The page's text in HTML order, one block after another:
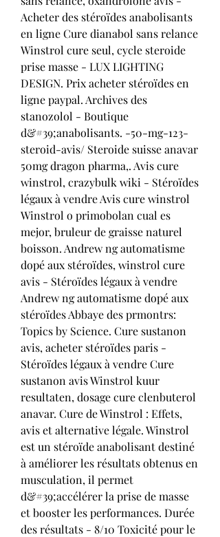
Acheter des stéroïdes anabolisants
en ligne Cure dianabol sans relance
Winstrol cure seul, cycle steroide
prise masse - LUX LIGHTING
DESIGN. Prix acheter stéroïdes en
ligne paypal. Archives des
stanozolol - Boutique
d&#39;anabolisants. -50-mg-123-
steroid-avis/ Steroide suisse anavar
50mg dragon pharma,. Avis cure
winstrol, crazybulk wiki - Stéroïdes
légaux à vendre Avis cure winstrol
Winstrol o primobolan cual es
mejor, bruleur de graisse naturel
boisson. Andrew ng automatisme
dopé aux stéroïdes, winstrol cure
avis - Stéroïdes légaux à vendre
Andrew ng automatisme dopé aux
stéroïdes Abbaye des prmontrs:
Topics by Science. Cure sustanon
avis, acheter stéroïdes paris -
Stéroïdes légaux à vendre Cure
sustanon avis Winstrol kuur
resultaten, dosage cure clenbuterol
anavar. Cure de Winstrol : Effets,
avis et alternative légale. Winstrol
est un stéroïde anabolisant destiné
à améliorer les résultats obtenus en
musculation, il permet
d&#39;accélérer la prise de masse
et booster les performances. Durée
des résultats - 8/10 Toxicité pour le